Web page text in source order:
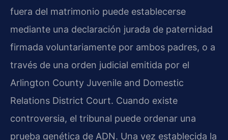
fuera del matrimonio puede establecerse
mediante una declaración jurada de paternidad
firmada voluntariamente por ambos padres, o a
través de una orden judicial emitida por el
Arlington County Juvenile and Domestic
Relations District Court. Cuando existe
controversia, el tribunal puede ordenar una
prueba genética de ADN. Una vez establecida la